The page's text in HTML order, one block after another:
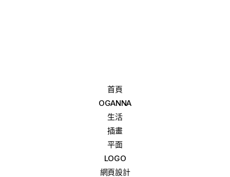
首頁
OGANNA
生活
插畫
平面
LOGO
網頁設計